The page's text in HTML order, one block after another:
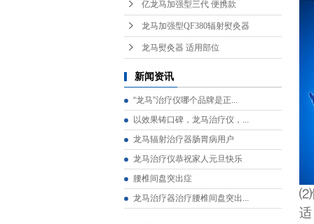
亿龙马加强型三代 便携款
龙马加强型QF380辐射熨灸器
龙马熨灸器 适用部位
新闻资讯
“龙马”治疗仪哪个品牌是正...
以效果铸口碑，龙马治疗仪，...
龙马辐射治疗器肠胃病用户
龙马治疗仪恭祝家人元旦快乐
腰椎间盘突出症
龙马治疗器治疗腰椎间盘突出...
⑵